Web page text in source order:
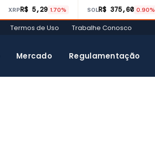
XRPR$ 5,29 1.70% SOLR$ 375,60 0.90%
Termos de Uso Trabalhe Conosco
Mercado Regulamentação